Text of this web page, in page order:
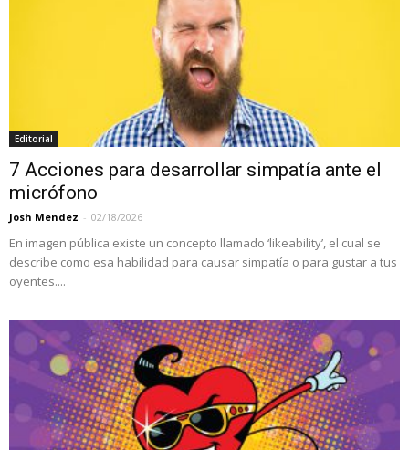
Editorial
7 Acciones para desarrollar simpatía ante el
micrófono
Josh Mendez - 02/18/2026
En imagen pública existe un concepto llamado ‘likeability’, el cual se
describe como esa habilidad para causar simpatía o para gustar a tus
oyentes....